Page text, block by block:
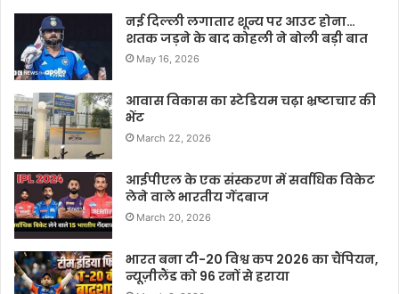
नई दिल्ली लगातार शून्य पर आउट होना…
शतक जड़ने के बाद कोहली ने बोली बड़ी बात
May 16, 2026
आवास विकास का स्टेडियम चढ़ा भ्रष्टाचार की
भेंट
March 22, 2026
आईपीएल के एक संस्करण में सर्वाधिक विकेट
लेने वाले भारतीय गेंदबाज
March 20, 2026
भारत बना टी-20 विश्व कप 2026 का चैंपियन,
न्यूज़ीलैंड को 96 रनों से हराया